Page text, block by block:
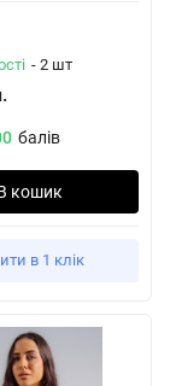
- 2 шт
балів
кошик
в 1 клік